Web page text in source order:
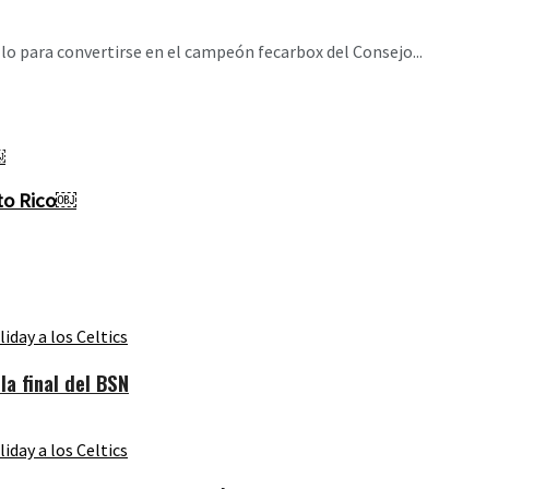
para convertirse en el campeón fecarbox del Consejo...
Rico￼
final del BSN